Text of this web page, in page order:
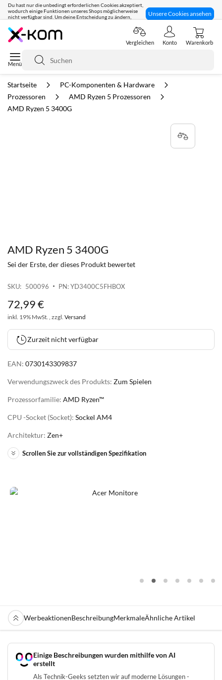
Du hast nur die unbedingt erforderlichen Cookies akzeptiert,
wodurch einige Funktionen unseres Shops möglicherweise
nicht verfügbar sind. Um deine Entscheidung zu ändern,
Unsere Cookies ansehen
Seit 8 Jahren für dich da!
Suche
Vergleichen Konto Warenkorb
Startseite
PC-Komponenten & Hardware
Prozessoren
AMD Ryzen 5 Prozessoren
AMD Ryzen 5 3400G
AMD Ryzen 5 3400G
SKU 500096 PN: YD3400C5FHBOX
Sei der Erste, der dieses Produkt bewertet
EAN: 0730143309837
Verwendungszweck des Produkts: Zum Spielen
Prozessorfamilie: AMD Ryzen™
CPU -Socket (Socket): Sockel AM4
Architektur: Zen+
Scrollen Sie zur vollständigen Spezifikation
72,99€
inkl. 19% MwSt. , zzgl. Versand
Zurzeit nicht verfügbar
Zum
Bildgalerie
WerbeaktionenBeschreibungMerkmaleÄhnliche Artikel
Einige Beschreibungen wurden mithilfe von AI
erstellt
Als Technik-Geeks setzten wir auf moderne Lösungen -